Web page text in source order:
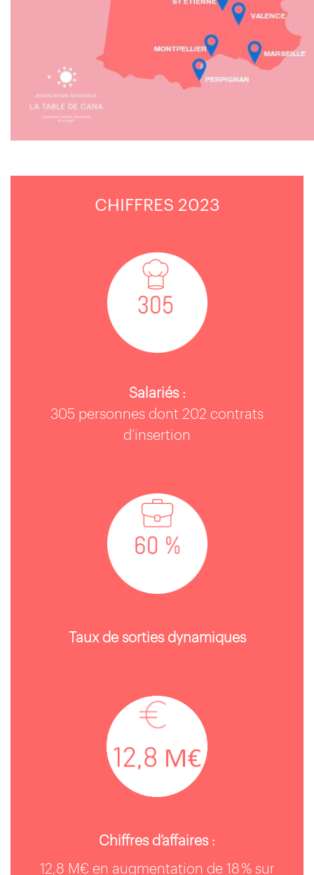
CHIFFRES 2023
Salariés :
305 personnes dont 202 contrats
d’insertion
Taux de sorties dynamiques
Chiffres d’affaires :
12,8 M€ en augmentation de 18 % sur